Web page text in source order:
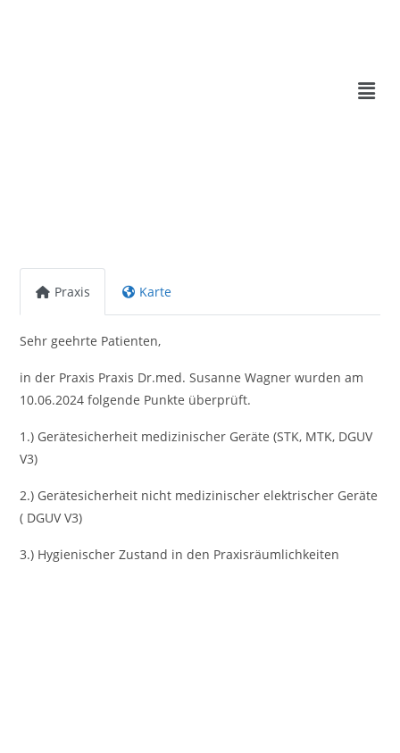
Praxis Karte
Sehr geehrte Patienten,
in der Praxis Praxis Dr.med. Susanne Wagner wurden am
10.06.2024 folgende Punkte überprüft.
1.) Gerätesicherheit medizinischer Geräte (STK, MTK, DGUV
V3)
2.) Gerätesicherheit nicht medizinischer elektrischer Geräte
( DGUV V3)
3.) Hygienischer Zustand in den Praxisräumlichkeiten